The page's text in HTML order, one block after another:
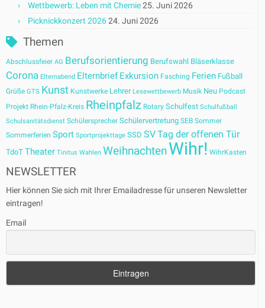
Wettbewerb: Leben mit Chemie25. Juni 2026
Picknickkonzert 202624. Juni 2026
Themen
Abschlussfeier AG Berufsorientierung Berufswahl Bläserklasse
Corona Elternabend Elternbrief Exkursion Fasching Ferien Fußball
Grüße GTS Kunst Kunstwerke Lehrer Lesewettbewerb Musik Neu Podcast
Projekt Rhein-Pfalz-Kreis Rheinpfalz Rotary Schulfest Schulfußball
Schulsanitätsdienst Schülersprecher Schülervertretung SEB Sommer
Sommerferien Sport Sportprojekttage SSD SVTag der offenen Tür
TdoT Theater Tinitus Wahlen WeihnachtenWihr! WihrKasten
NEWSLETTER
Hier können Sie sich mit Ihrer Emailadresse für unseren Newsletter
eintragen!
Email